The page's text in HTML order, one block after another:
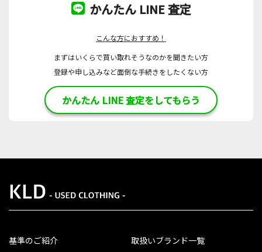
かんたん LINE 査定
こんな方におすすめ！
まずはいくらで買い取れそうなのかを聞きたい方
登録や申し込みなど面倒な手続きをしたくない方
かんたん LINE 査定をしてもらう
基準のご紹介
取扱いブランド一覧